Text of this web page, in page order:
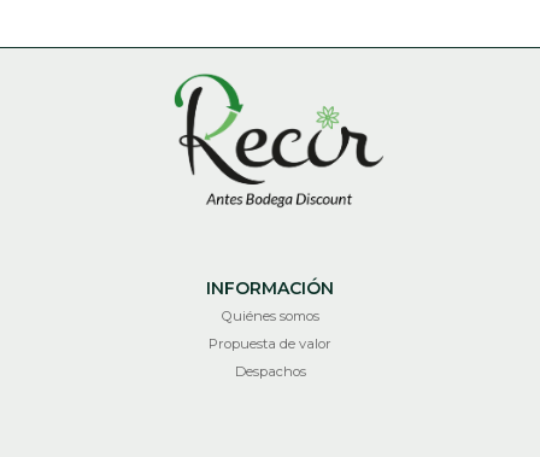
INFORMACIÓN
Quiénes somos
Propuesta de valor
Despachos